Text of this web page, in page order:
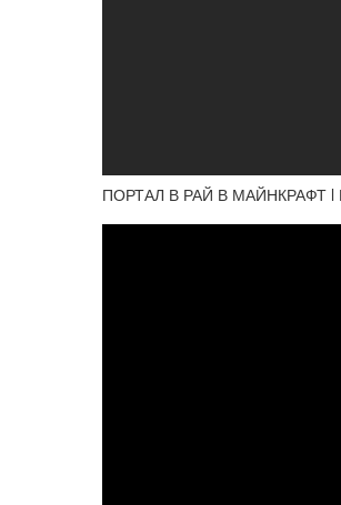
ПОРТАЛ В РАЙ В МАЙНКРАФТ l